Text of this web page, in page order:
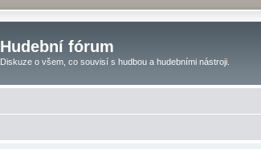
Hudební fórum
Diskuze o všem, co souvisí s hudbou a hudebními nástroji.